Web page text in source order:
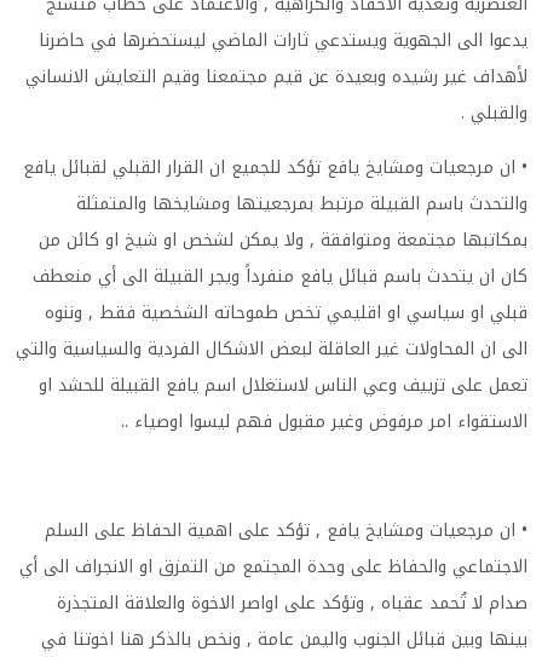
يدعوا الى الجهوية ويستدعي ثارات الماضي ليستحضرها في حاضرنا
لأهداف غير رشيده وبعيدة عن قيم مجتمعنا وقيم التعايش الانساني
والقبلي .
• ان مرجعيات ومشايخ يافع تؤكد للجميع ان القرار القبلي لقبائل يافع
والتحدث باسم القبيلة مرتبط بمرجعيتها ومشايخها والمتمثلة
بمكاتبها مجتمعة ومتوافقة , ولا يمكن لشخص او شيخ او كائن من
كان ان يتحدث باسم قبائل يافع منفرداً ويجر القبيلة الى أي منعطف
قبلي او سياسي او اقليمي تخص طموحاته الشخصية فقط , وننوه
الى ان المحاولات غير العاقلة لبعض الاشكال الفردية والسياسية والتي
تعمل على تزييف وعي الناس لاستغلال اسم يافع القبيلة للحشد او
الاستقواء امر مرفوض وغير مقبول فهم ليسوا اوصياء ..
• ان مرجعيات ومشايخ يافع , تؤكد على اهمية الحفاظ على السلم
الاجتماعي والحفاظ على وحدة المجتمع من التمزق او الانجراف الى أي
صدام لا تُحمد عقباه , وتؤكد على اواصر الاخوة والعلاقة المتجذرة
بينها وبين قبائل الجنوب واليمن عامة , ونخص بالذكر هنا اخوتنا في